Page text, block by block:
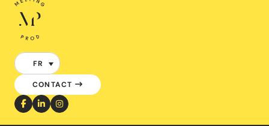
FR
CONTACT